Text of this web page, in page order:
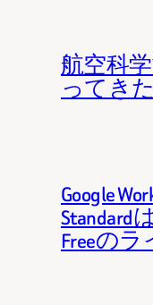
航空科
ってきた
Google
Standard
Freeのラ